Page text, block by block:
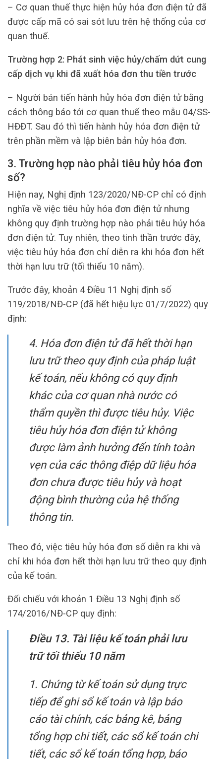
– Cơ quan thuế thực hiện hủy hóa đơn điện tử đã
được cấp mã có sai sót lưu trên hệ thống của cơ
quan thuế.
Trường hợp 2: Phát sinh việc hủy/chấm dứt cung
cấp dịch vụ khi đã xuất hóa đơn thu tiền trước
– Người bán tiến hành hủy hóa đơn điện tử bằng
cách thông báo tới cơ quan thuế theo mẫu 04/SS-
HĐĐT. Sau đó thì tiến hành hủy hóa đơn điện tử
trên phần mềm và lập biên bản hủy hóa đơn.
3. Trường hợp nào phải tiêu hủy hóa đơn
số?
Hiện nay, Nghị định 123/2020/NĐ-CP chỉ có định
nghĩa về việc tiêu hủy hóa đơn điện tử nhưng
không quy định trường hợp nào phải tiêu hủy hóa
đơn điện tử. Tuy nhiên, theo tinh thần trước đây,
việc tiêu hủy hóa đơn chỉ diễn ra khi hóa đơn hết
thời hạn lưu trữ (tối thiểu 10 năm).
Trước đây, khoản 4 Điều 11 Nghị định số
119/2018/NĐ-CP (đã hết hiệu lực 01/7/2022) quy
định:
4. Hóa đơn điện tử đã hết thời hạn
lưu trữ theo quy định của pháp luật
kế toán, nếu không có quy định
khác của cơ quan nhà nước có
thẩm quyền thì được tiêu hủy. Việc
tiêu hủy hóa đơn điện tử không
được làm ảnh hưởng đến tính toàn
vẹn của các thông điệp dữ liệu hóa
đơn chưa được tiêu hủy và hoạt
động bình thường của hệ thống
thông tin.
Theo đó, việc tiêu hủy hóa đơn số diễn ra khi và
chỉ khi hóa đơn hết thời hạn lưu trữ theo quy định
của kế toán.
Đối chiếu với khoản 1 Điều 13 Nghị định số
174/2016/NĐ-CP quy định:
Điều 13. Tài liệu kế toán phải lưu
trữ tối thiểu 10 năm
1. Chứng từ kế toán sử dụng trực
tiếp để ghi sổ kế toán và lập báo
cáo tài chính, các bảng kê, bảng
tổng hợp chi tiết, các sổ kế toán chi
tiết, các sổ kế toán tổng hợp, báo